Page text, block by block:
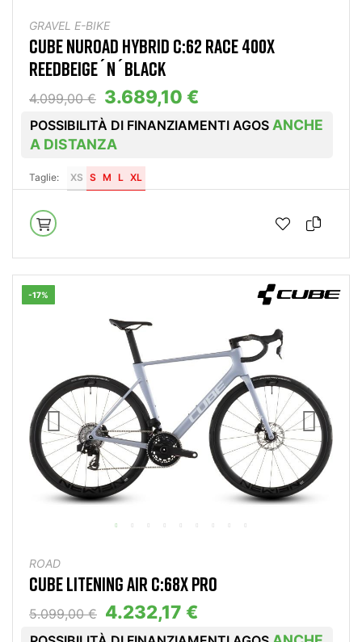
GRAVEL E-BIKE
CUBE NUROAD HYBRID C:62 RACE 400X
REEDBEIGE´N´BLACK
4.099,00 € 3.689,10 €
POSSIBILITÀ DI FINANZIAMENTI AGOS ANCHE
A DISTANZA
Taglie: XS S M L XL
-17%
ROAD
CUBE LITENING AIR C:68X PRO
5.099,00 € 4.232,17 €